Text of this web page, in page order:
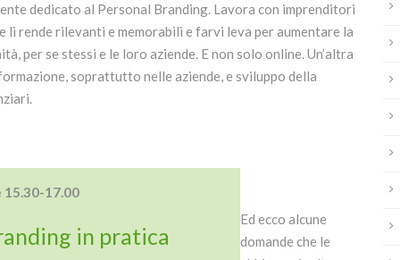
dedicato al Personal Branding. Lavora con imprenditori
li rende rilevanti e memorabili e farvi leva per aumentare la
per se stessi e le loro aziende. E non solo online. Un’altra
soprattutto nelle aziende, e sviluppo della
15.30-17.00
in pratica
Ed ecco alcune
domande che le